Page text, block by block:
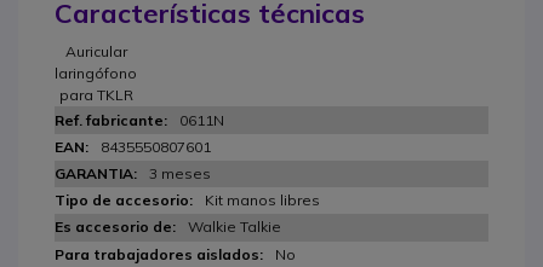
Características técnicas
Auricular
laringófono
para TKLR
0611N
8435550807601
3 meses
Kit manos libres
Walkie Talkie
No